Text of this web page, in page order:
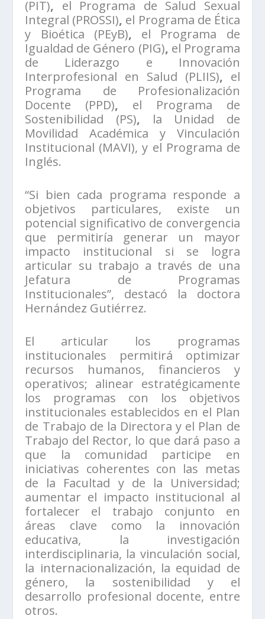
(PIT), el Programa de Salud Sexual
Integral (PROSSI), el Programa de Ética
y Bioética (PEyB), el
Programa de
Igualdad de Género (PIG), el Programa
de Liderazgo e Innovación
Interprofesional en Salud (PLIIS), el
Programa de Profesionalización
Docente (PPD), el
Programa de
Sostenibilidad (PS), la Unidad de
Movilidad Académica y Vinculación
Institucional (MAVI), y el Programa de
Inglés.
“Si bien cada programa responde a
objetivos particulares, existe un
potencial significativo de convergencia
que permitiría generar un mayor
impacto institucional si se logra
articular su trabajo a través de una
Jefatura de Programas
Institucionales”, destacó la doctora
Hernández Gutiérrez.
El articular los programas
institucionales permitirá optimizar
recursos humanos, financieros y
operativos; alinear estratégicamente
los programas con los objetivos
institucionales establecidos en el Plan
de Trabajo de la Directora y el Plan de
Trabajo del Rector, lo que dará paso a
que la comunidad participe en
iniciativas coherentes con las metas
de la Facultad y de la Universidad;
aumentar el impacto institucional al
fortalecer el trabajo conjunto en
áreas clave como la innovación
educativa, la investigación
interdisciplinaria, la vinculación social,
la internacionalización, la equidad de
género, la sostenibilidad y el
desarrollo profesional docente, entre
otros.